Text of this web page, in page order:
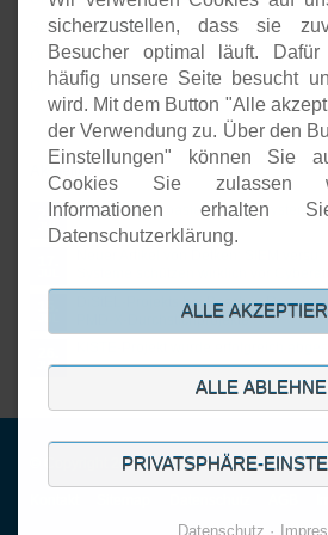
Software-Entwicklung
Onlineshops
Open-Source-Support
24.
JUL
Open Source basierte SIEM-Systeme
DiStEL-Projekts bei Bosch in
PMD-X-Durchstichprojekte
JUN
© Copyright 2001-2026. DECOIT GmbH &
sicherzustellen, dass sie
Besucher optimal läuft.
häufig unsere Seite besucht
wird. Mit dem Button "Alle
der Verwendung zu. Über den
Einstellungen" können Sie
Cookies Sie zulassen
Informationen erhalten
Datenschutzerklärung.
ALLE
ALLE
PRIVATSPHÄRE-
Datenschutz